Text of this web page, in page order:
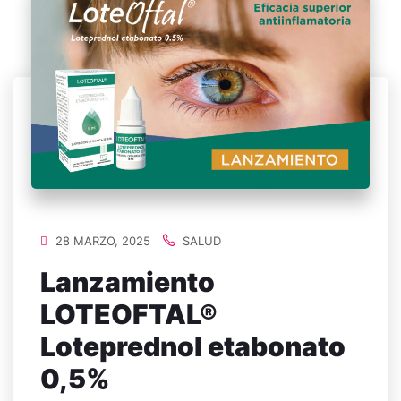
28 MARZO, 2025 SALUD
Lanzamiento
LOTEOFTAL®
Loteprednol etabonato
0,5%